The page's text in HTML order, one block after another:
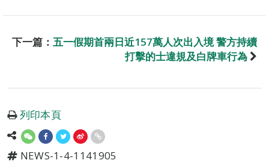
下一篇： 五一假期首兩日近157萬人次出入境 警方持續
打擊的士違規及白牌車行為
列印本頁
NEWS-1-4-1141905